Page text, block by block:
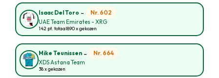
Isaac Del Toro - Nr. 602
UAE Team Emirates - XRG
142 pt. totaal890 x gekozen
Mike Teunissen - Nr. 664
XDS Astana Team
38 x gekozen